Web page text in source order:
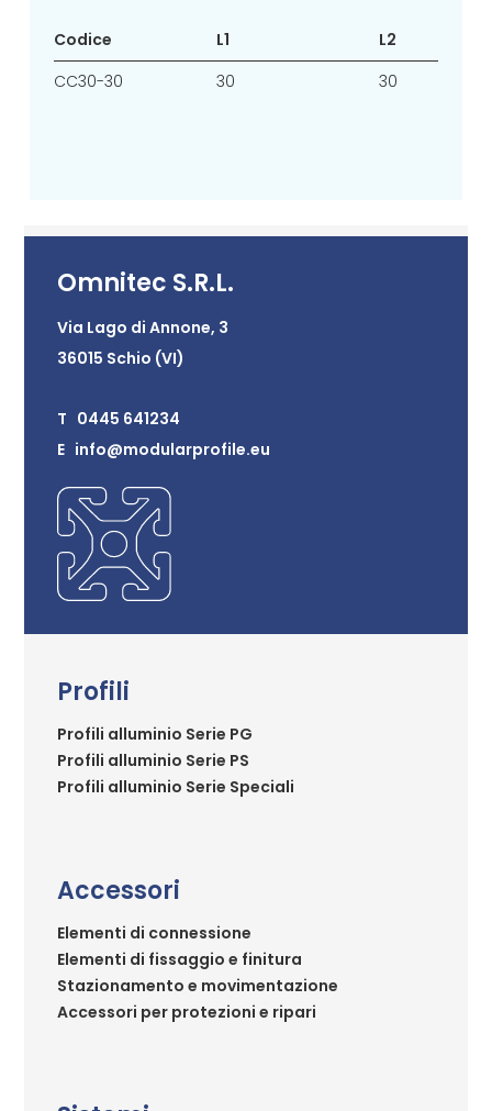
Codice
CC30-30
L1
30
L2
30
Omnitec S.R.L.
Via Lago di Annone, 3
36015 Schio (VI)
T 0445 641234
E info@modularprofile.eu
Profili
Profili alluminio Serie PG
Profili alluminio Serie PS
Profili alluminio Serie Speciali
Accessori
Elementi di connessione
Elementi di fissaggio e finitura
Stazionamento e movimentazione
Accessori per protezioni e ripari